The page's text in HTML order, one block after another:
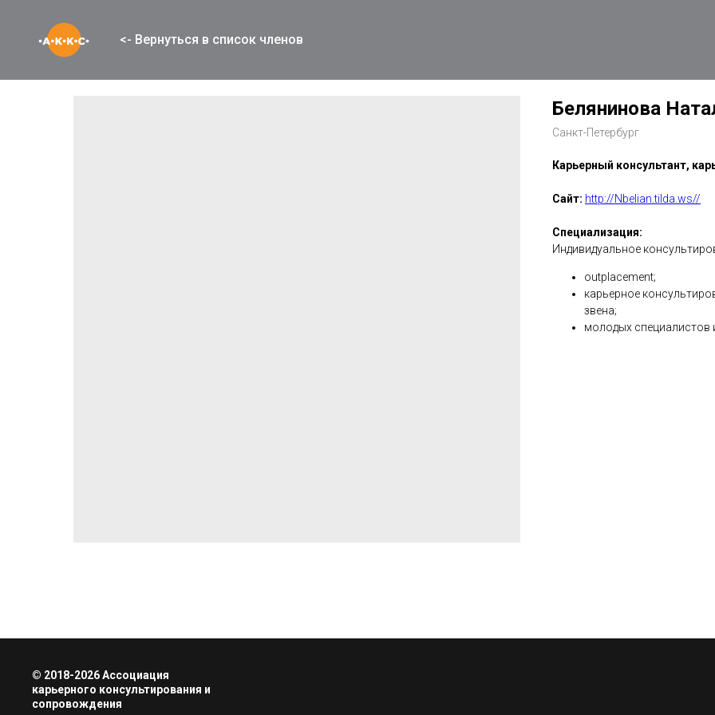
<- Вернуться в список членов
Белянинова
Санкт-Петербург
Карьерный консультант,
Сайт: http://Nbelian.tilda.ws//
Специализация:
Индивидуальное
outplacement;
карьерное
звена;
молодых специалистов
© 2018-2026 Ассоциация
карьерного консультирования и
сопровождения